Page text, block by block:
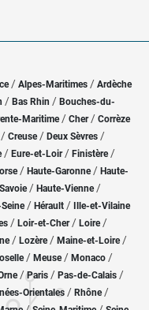
/ Alpes-Maritimes / Ardèche
/ Bas Rhin / Bouches-du-
Maritime/ Cher / Corrèze
Creuse/ Deux Sèvres /
/ Eure-et-Loir / Finistère/
/ Haute-Garonne/ Haute-
/ Haute-Vienne/
/ Hérault / Ille-et-Vilaine
/ Loir-et-Cher/ Loire/
/ Lozère / Maine-et-Loire/
/ Meuse/ Monaco /
/Paris / Pas-de-Calais /
Orientales / Rhône/